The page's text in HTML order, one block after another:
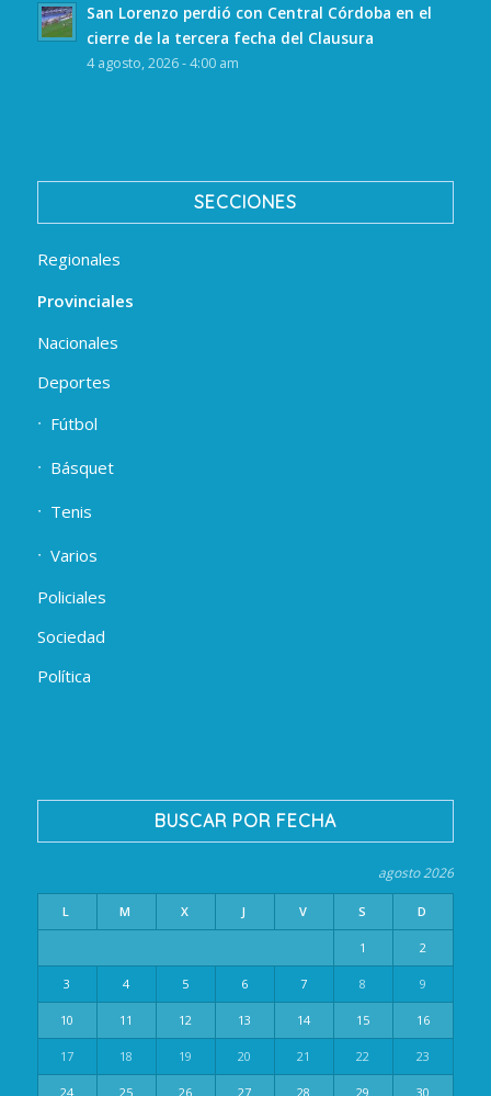
San Lorenzo perdió con Central Córdoba en el
cierre de la tercera fecha del Clausura
4 agosto, 2026 - 4:00 am
SECCIONES
Regionales
Provinciales
Nacionales
Deportes
Fútbol
Básquet
Tenis
Varios
Policiales
Sociedad
Política
BUSCAR POR FECHA
agosto 2026
L M X J V S D
1 2
3 4 5 6 7 8 9
10 11 12 13 14 15 16
17 18 19 20 21 22 23
24 25 26 27 28 29 30